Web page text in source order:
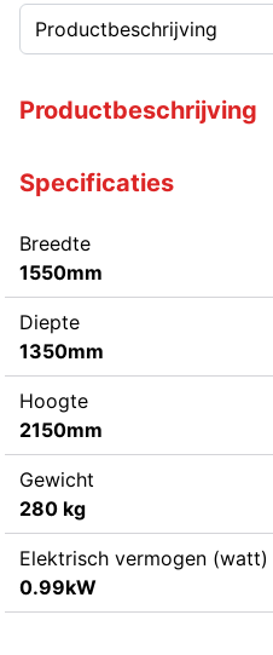
Productbeschrijving
Specificaties
Breedte
1550mm
Diepte
1350mm
Hoogte
2150mm
Gewicht
280 kg
Elektrisch vermogen (watt)
0.99kW